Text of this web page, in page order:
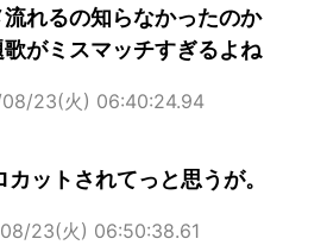
れるの知らなかったのか
がミスマッチすぎるよね
23(火) 06:40:24.94
ットされてっと思うが。
23(火) 06:50:38.61